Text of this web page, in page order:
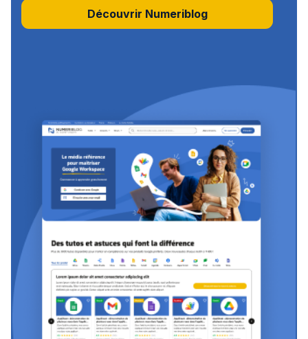
Découvrir Numeriblog